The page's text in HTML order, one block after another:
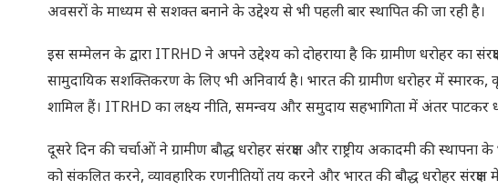
अवसरों के माध्यम से सशक्त बनाने के उद्देश्य से भी पहली बार स्थापित की जा रही है।
इस सम्मेलन के द्वारा ITRHD ने अपने उद्देश्य को दोहराया है कि ग्रामीण धरोहर का
सामुदायिक सशक्तिकरण के लिए भी अनिवार्य है। भारत की ग्रामीण धरोहर में
शामिल हैं। ITRHD का लक्ष्य नीति, समन्वय और समुदाय सहभागिता में अंतर पाटकर
दूसरे दिन की चर्चाओं ने ग्रामीण बौद्ध धरोहर संरक्षण और राष्ट्रीय अकादमी की
को संकलित करने, व्यावहारिक रणनीतियों तय करने और भारत की बौद्ध धरोहर संरक्षण